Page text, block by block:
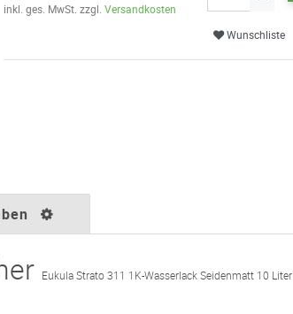
inkl. ges. MwSt. zzgl. Versandkosten
Wunschliste
Eukula Strato 311 1K-Wasserlack Seidenmatt 10 Liter